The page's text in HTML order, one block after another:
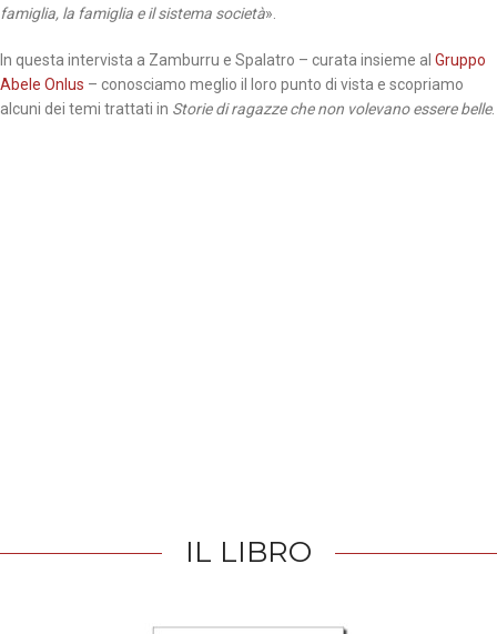
famiglia, la famiglia e il sistema società».
In questa intervista a Zamburru e Spalatro – curata insieme al Gruppo
Abele Onlus – conosciamo meglio il loro punto di vista e scopriamo
alcuni dei temi trattati in Storie di ragazze che non volevano essere belle.
IL LIBRO